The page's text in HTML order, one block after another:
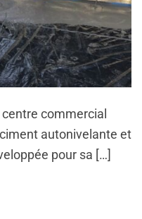
centre commercial
autonivelante et
pour sa […]